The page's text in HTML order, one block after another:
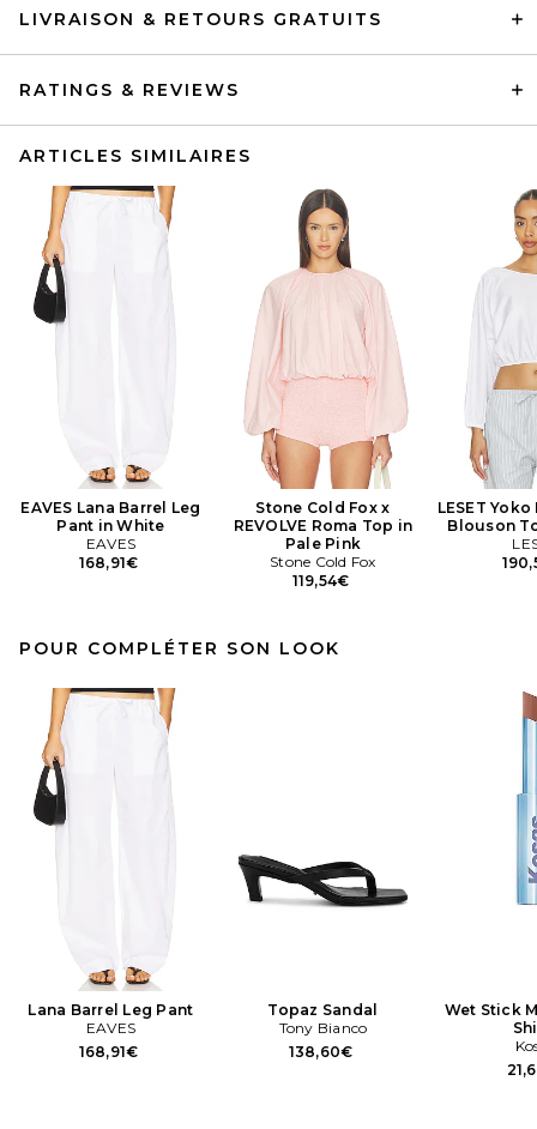
LIVRAISON & RETOURS GRATUITS
RATINGS & REVIEWS
ARTICLES SIMILAIRES
EAVES Lana Barrel Leg
Pant in White
EAVES
168,91€
Stone Cold Fox x
REVOLVE Roma Top in
Pale Pink
Stone Cold Fox
119,54€
LESET
Blouson
POUR COMPLÉTER SON LOOK
Lana Barrel Leg Pant
EAVES
168,91€
Topaz Sandal
Tony Bianco
138,60€
Wet Stick